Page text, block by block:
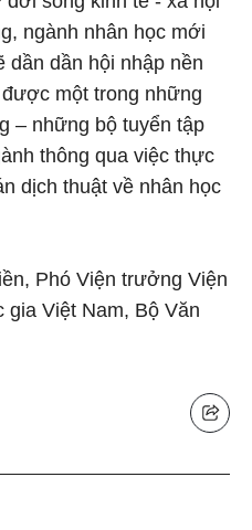
ngành nhân học mới
dần dần hội nhập nền
một trong những
– những bộ tuyển tập
thông qua việc thực
dịch thuật về nhân học
Phó Viện trưởng Viện
gia Việt Nam, Bộ Văn